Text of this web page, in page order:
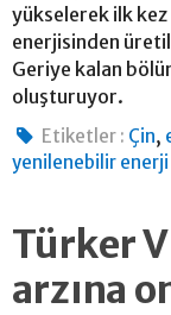
yükselerek ilk kez
enerjisinden
Geriye kalan
oluşturuyor.
Etiketler : Çin,
yenilenebilir enerji
Türker
arzına